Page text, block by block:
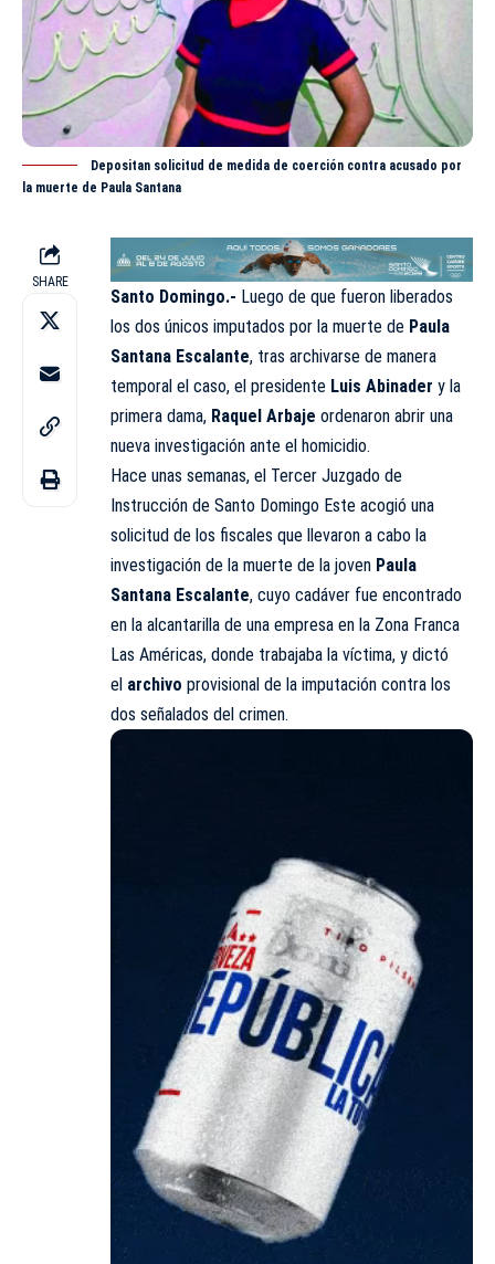
Depositan solicitud de medida de coerción contra acusado por
la muerte de Paula Santana
SHARE
Santo Domingo.- Luego de que fueron liberados
los dos únicos imputados por la muerte de Paula
Santana Escalante, tras archivarse de manera
temporal el caso, el presidente Luis Abinader y la
primera dama, Raquel Arbaje ordenaron abrir una
nueva investigación ante el homicidio.
Hace unas semanas, el Tercer Juzgado de
Instrucción de Santo Domingo Este acogió una
solicitud de los fiscales que llevaron a cabo la
investigación de la muerte de la joven Paula
Santana Escalante, cuyo cadáver fue encontrado
en la alcantarilla de una empresa en la Zona Franca
Las Américas, donde trabajaba la víctima, y dictó
el archivo provisional de la imputación contra los
dos señalados del crimen.